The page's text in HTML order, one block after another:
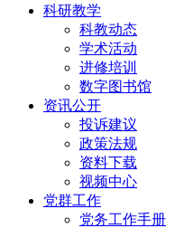
科研教学
科教动态
学术活动
进修培训
数字图书馆
资讯公开
投诉建议
政策法规
资料下载
视频中心
党群工作
党务工作手册